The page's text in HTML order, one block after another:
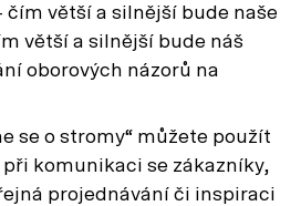
větší a silnější bude naše
větší a silnější bude náš
oborových názorů na
se o stromy“ můžete použít
komunikaci se zákazníky,
projednávání či inspiraci